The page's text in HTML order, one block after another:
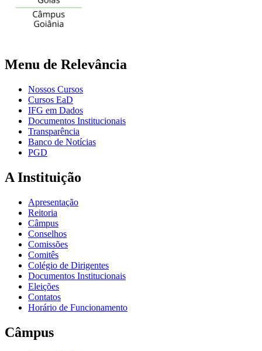
Menu de Relevância
Nossos Cursos
Cursos EaD
IFG em Dados
Documentos Institucionais
Transparência
Banco de Notícias
PGD
A Instituição
Apresentação
Reitoria
Câmpus
Conselhos
Comissões
Comitês
Colégio de Dirigentes
Documentos Institucionais
Eleições
Contatos
Horário de Funcionamento
Câmpus